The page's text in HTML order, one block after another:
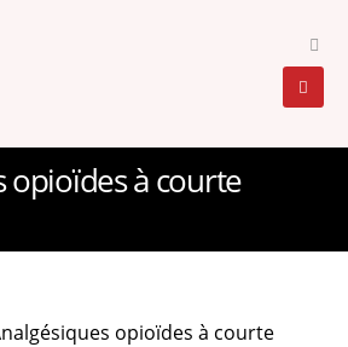
opioïdes à courte
opioïdes à courte